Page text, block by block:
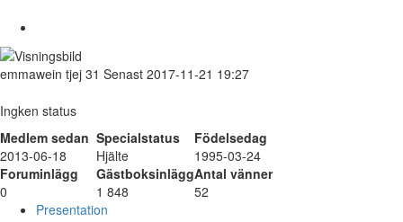
emmawein tjej 31 Senast 2017-11-21 19:27
Ingken status
Medlem sedan Specialstatus
Födelsedag
2013-06-18
Hjälte
1995-03-24
Foruminlägg
GästboksinläggAntal vänner
0
1 848
52
Presentation